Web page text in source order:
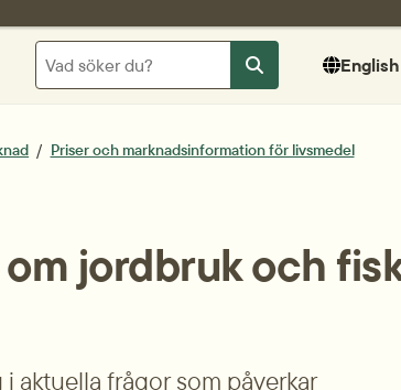
Sök
Sök
English
Priser och marknadsinformation för livsmedel
jordbruk och
aktuella frågor som påverkar